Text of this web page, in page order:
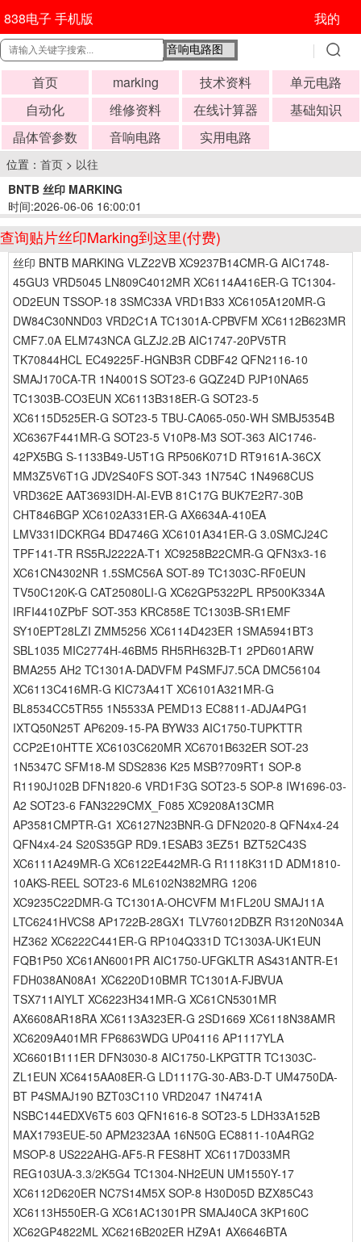
838电子 手机版 我的
首页 marking 技术资料
单元电路
自动化
维修资料 在线计算器
基础知识
晶体管参数
音响电路 实用电路
位置： 首页 > 以往
BNTB 丝印 MARKING
时间:2026-06-06 16:00:01
查询贴片丝印Marking到这里(付费)
丝印 BNTB MARKING VLZ22VB XC9237B14CMR-G AIC1748-
45GU3 VRD5045 LN809C4012MR XC6114A416ER-G TC1304-
OD2EUN TSSOP-18 3SMC33A VRD1B33 XC6105A120MR-G
DW84C30NND03 VRD2C1A TC1301A-CPBVFM XC6112B623MR
CMF7.0A ELM743NCA GLZJ2.2B AIC1747-20PV5TR
TK70844HCL EC49225F-HGNB3R CDBF42 QFN2116-10
SMAJ170CA-TR 1N4001S SOT23-6 GQZ24D PJP10NA65
TC1303B-CO3EUN XC6113B318ER-G SOT23-5
XC6115D525ER-G SOT23-5 TBU-CA065-050-WH SMBJ5354B
XC6367F441MR-G SOT23-5 V10P8-M3 SOT-363 AIC1746-
42PX5BG S-1133B49-U5T1G RP506K071D RT9161A-36CX
MM3Z5V6T1G JDV2S40FS SOT-343 1N754C 1N4968CUS
VRD362E AAT3693IDH-AI-EVB 81C17G BUK7E2R7-30B
CHT846BGP XC6102A331ER-G AX6634A-410EA
LMV331IDCKRG4 BD4746G XC6101A341ER-G 3.0SMCJ24C
TPF141-TR RS5RJ2222A-T1 XC9258B22CMR-G QFN3x3-16
XC61CN4302NR 1.5SMC56A SOT-89 TC1303C-RF0EUN
TV50C120K-G CAT25080LI-G XC62GP5322PL RP500K334A
IRFI4410ZPbF SOT-353 KRC858E TC1303B-SR1EMF
SY10EPT28LZI ZMM5256 XC6114D423ER 1SMA5941BT3
SBL1035 MIC2774H-46BM5 RH5RH632B-T1 2PD601ARW
BMA255 AH2 TC1301A-DADVFM P4SMFJ7.5CA DMC56104
XC6113C416MR-G KIC73A41T XC6101A321MR-G
BL8534CC5TR55 1N5533A PEMD13 EC8811-ADJA4PG1
IXTQ50N25T AP6209-15-PA BYW33 AIC1750-TUPKTTR
CCP2E10HTTE XC6103C620MR XC6701B632ER SOT-23
1N5347C SFM18-M SDS2836 K25 MSB?709RT1 SOP-8
R1190J102B DFN1820-6 VRD1F3G SOT23-5 SOP-8 IW1696-03-
A2 SOT23-6 FAN3229CMX_F085 XC9208A13CMR
AP3581CMPTR-G1 XC6127N23BNR-G DFN2020-8 QFN4x4-24
QFN4x4-24 S20S35GP RD9.1ESAB3 3EZ51 BZT52C43S
XC6111A249MR-G XC6122E442MR-G R1118K311D ADM1810-
10AKS-REEL SOT23-6 ML6102N382MRG 1206
XC9235C22DMR-G TC1301A-OHCVFM M1FL20U SMAJ11A
LTC6241HVCS8 AP1722B-28GX1 TLV76012DBZR R3120N034A
HZ362 XC6222C441ER-G RP104Q331D TC1303A-UK1EUN
FQB1P50 XC61AN6001PR AIC1750-UFGKLTR AS431ANTR-E1
FDH038AN08A1 XC6220D10BMR TC1301A-FJBVUA
TSX711AIYLT XC6223H341MR-G XC61CN5301MR
AX6608AR18RA XC6113A323ER-G 2SD1669 XC6118N38AMR
XC6209A401MR FP6863WDG UP04116 AP1117YLA
XC6601B111ER DFN3030-8 AIC1750-LKPGTTR TC1303C-
ZL1EUN XC6415AA08ER-G LD1117G-30-AB3-D-T UM4750DA-
BT P4SMAJ190 BZT03C110 VRD2047 1N4741A
NSBC144EDXV6T5 603 QFN1616-8 SOT23-5 LDH33A152B
MAX1793EUE-50 APM2323AA 16N50G EC8811-10A4RG2
MSOP-8 US222AHG-AF5-R FES8HT XC6117D033MR
REG103UA-3.3/2K5G4 TC1304-NH2EUN UM1550Y-17
XC6112D620ER NC7S14M5X SOP-8 H30D05D BZX85C43
XC6113H550ER-G XC61AC1301PR SMAJ40CA 3KP160C
XC62GP4822ML XC6216B202ER HZ9A1 AX6646BTA